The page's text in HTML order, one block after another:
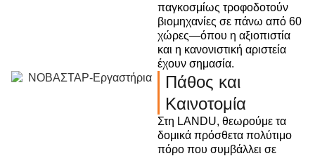
παγκοσμίως τροφοδοτούν
βιομηχανίες σε πάνω από 60
χώρες—όπου η αξιοπιστία
και η κανονιστική αριστεία
έχουν σημασία.
Πάθος και
Καινοτομία
Στη LANDU, θεωρούμε τα
δομικά πρόσθετα πολύτιμο
πόρο που συμβάλλει σε